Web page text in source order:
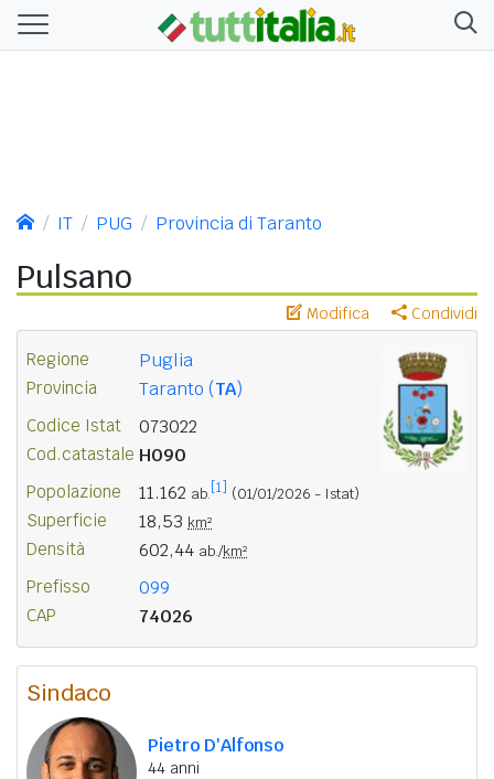
IT PUG Provincia di Taranto
Pulsano
Modifica Condividi
Regione Puglia
Provincia Taranto (TA)
Codice Istat 073022
Cod.catastale H090
Popolazione 11.162 ab. [1] (01/01/2026 - Istat)
Superficie 18,53 km²
Densità 602,44 ab./km²
Prefisso 099
CAP 74026
Sindaco
Pietro D'Alfonso
44 anni